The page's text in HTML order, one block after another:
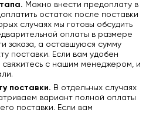
Можно внести предоплату в
остаток после поставки
случаях мы готовы обсудить
оплаты в размере
заказа, а оставшуюся сумму
поставки. Если вам удобен
свяжитесь с нашим менеджером, и
поставки. В отдельных случаях
вариант полной оплаты
поставки. Если вам